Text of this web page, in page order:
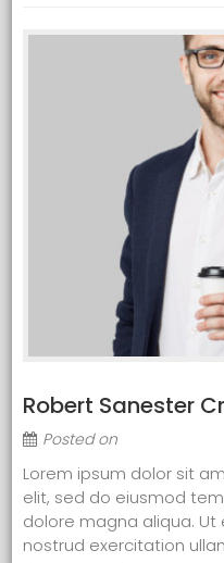
Robert Sanester
Posted on
Lorem ipsum dolor sit
elit, sed do eiusmod
dolore magna aliqua. Ut
nostrud exercitation